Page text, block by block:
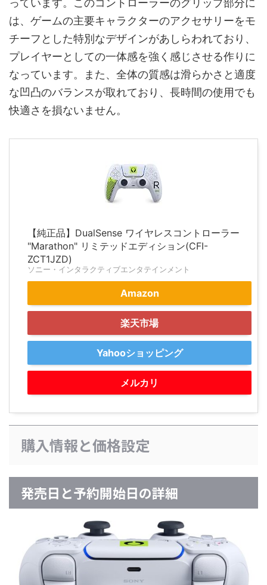
っています。このコントローラーのグリップ部分に
は、ゲームの主要キャラクターのアクセサリーをモ
チーフとした特別なデザインがあしらわれており、
プレイヤーとしての一体感を強く感じさせる作りに
なっています。また、全体の質感は滑らかさと適度
な凹凸のバランスが取れており、長時間の使用でも
快適さを損ないません。
【純正品】DualSense ワイヤレスコントローラー
"Marathon" リミテッドエディション(CFI-
ZCT1JZD)
ソニー・インタラクティブエンタテインメント
Amazon
楽天市場
Yahooショッピング
メルカリ
購入情報と価格設定
発売日と予約開始日の詳細